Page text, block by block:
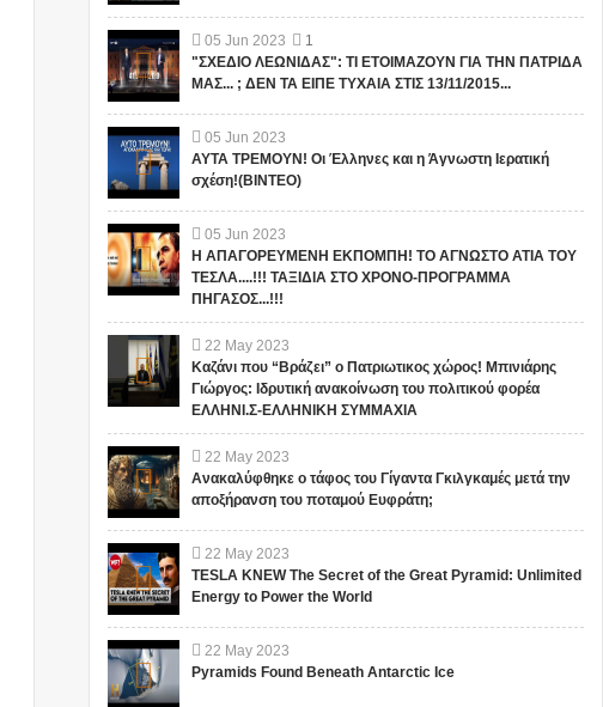
05 Jun 2023
1
"ΣΧΕΔΙΟ ΛΕΩΝΙΔΑΣ": ΤΙ ΕΤΟΙΜΑΖΟΥΝ ΓΙΑ ΤΗΝ ΠΑΤΡΙΔΑ
ΜΑΣ... ; ΔΕΝ ΤΑ ΕΙΠΕ ΤΥΧΑΙΑ ΣΤΙΣ 13/11/2015...
05 Jun 2023
ΑΥΤΑ ΤΡΕΜΟΥΝ! Οι Έλληνες και η Άγνωστη Ιερατική
σχέση!(ΒΙΝΤΕΟ)
05 Jun 2023
Η ΑΠΑΓΟΡΕΥΜΕΝΗ ΕΚΠΟΜΠΗ! ΤΟ ΑΓΝΩΣΤΟ ΑΤΙΑ ΤΟΥ
ΤΕΣΛΑ....!!! ΤΑΞΙΔΙΑ ΣΤΟ ΧΡΟΝΟ-ΠΡΟΓΡΑΜΜΑ
ΠΗΓΑΣΟΣ...!!!
22 May 2023
Καζάνι που “Βράζει” ο Πατριωτικος χώρος! Μπινιάρης
Γιώργος: Ιδρυτική ανακοίνωση του πολιτικού φορέα
ΕΛΛΗΝΙ.Σ-ΕΛΛΗΝΙΚΗ ΣΥΜΜΑΧΙΑ
22 May 2023
Ανακαλύφθηκε ο τάφος του Γίγαντα Γκιλγκαμές μετά την
αποξήρανση του ποταμού Ευφράτη;
22 May 2023
TESLA KNEW The Secret of the Great Pyramid: Unlimited
Energy to Power the World
22 May 2023
Pyramids Found Beneath Antarctic Ice